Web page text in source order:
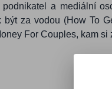
a mediální
být za vodou (How To
For Couples, kam